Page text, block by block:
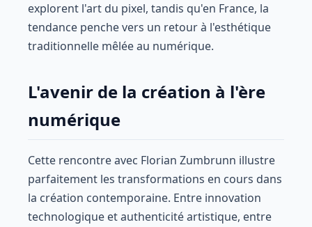
explorent l'art du pixel, tandis qu'en France, la
tendance penche vers un retour à l'esthétique
traditionnelle mêlée au numérique.
L'avenir de la création à l'ère
numérique
Cette rencontre avec Florian Zumbrunn illustre
parfaitement les transformations en cours dans
la création contemporaine. Entre innovation
technologique et authenticité artistique, entre